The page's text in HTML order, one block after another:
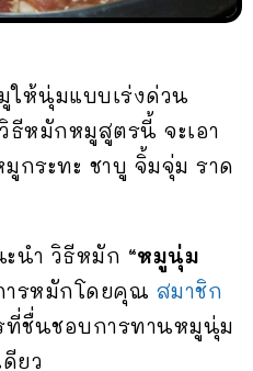
ให้นุ่ม​แบบเร่งด่วน​
หมักหมูสูตรนี้​ จะเอา
กระทะ​ ชาบู​ จิ้มจุ่ม​ ราด
ะนำ วิธีหมัก “หมูนุ่ม​
ารหมักโดยคุณ สมาชิก
ที่ชื่นชอบการทานหมูนุ่ม
ยว